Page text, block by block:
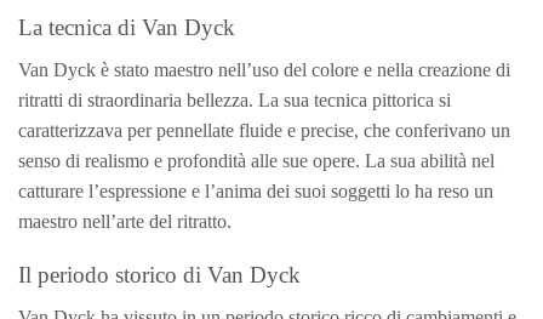
La tecnica di Van Dyck
Van Dyck è stato maestro nell’uso del colore e nella creazione di
ritratti di straordinaria bellezza. La sua tecnica pittorica si
caratterizzava per pennellate fluide e precise, che conferivano un
senso di realismo e profondità alle sue opere. La sua abilità nel
catturare l’espressione e l’anima dei suoi soggetti lo ha reso un
maestro nell’arte del ritratto.
Il periodo storico di Van Dyck